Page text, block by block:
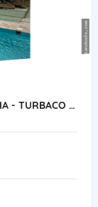
ALQUILER DE FINCA PARA EVENTO POR DIA - TURBACO BOLIVAR- COLOMBIA